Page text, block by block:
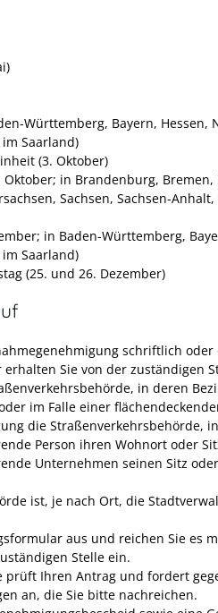
Württemberg, Bayern, Hessen,
Saarland)
(3. Oktober)
Oktober; in Brandenburg,
Sachsen, Sachsen-
in Baden-Württemberg,
Saarland)
(25. und 26. Dezember)
schriftlich
Sie von der zuständigen
in deren
im Falle einer
die Straßenverkehrsbehörde,
Person ihren Wohnort oder
Unternehmen seinen Sitz
ist, je nach Ort, die
aus und reichen Sie es
Stelle ein.
prüft Ihren Antrag und fordert
an, die Sie bitte nachreichen.